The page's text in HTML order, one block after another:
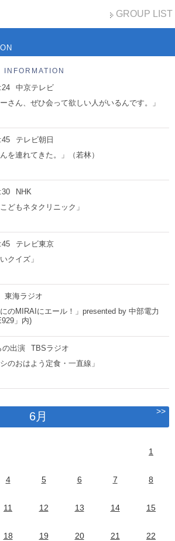
GROUP LIST
INFORMATION
中京テレビ
ーさん、ぜひ会って欲しい人がいるんです。」
テレビ朝日
を連れてきた。」（若林）
NHK
どもネタクリニック」
テレビ東京
クイズ」
東海ラジオ
にのMIRAIにエール！」presented by 中部電力
」内)
の出演
TBSラジオ
のおはよう定食・一直線」
6月 >>
1
4 5 6 7 8
11 12 13 14 15
18 19 20 21 22